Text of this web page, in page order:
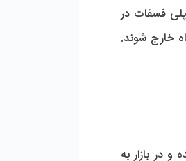
معمولاً در مسیر آب ورودی به پکیج و آبگرمکن می باشد. باید دقت داشت که فیلترهای پلی فسفات در